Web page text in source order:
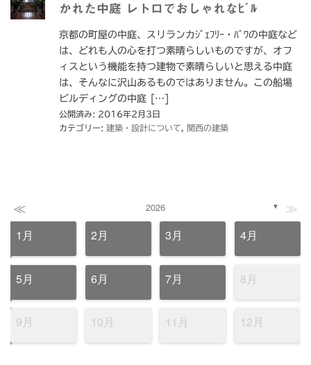
かれた中庭 レトロでおしゃれなﾋﾞﾙ
京都の町屋の中庭、スリランカｼﾞｪﾌﾘｰ・ﾊﾞﾜの中庭など
は、どれも人の心を打つ素晴らしいものですが、オフ
ィスという機能を持つ建物で素晴らしいと思える中庭
は、そんなに沢山あるものではありません。この船場
ビルディングの中庭 […]
公開済み: 2016年2月3日
カテゴリー: 建築・設計について 関西の建築
≪ 2026 ▼ ≫
1月 2月 3月 4月
5月 6月 7月 8月
9月 10月 11月 12月